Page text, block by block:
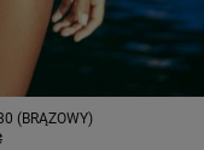
(BRĄZOWY)